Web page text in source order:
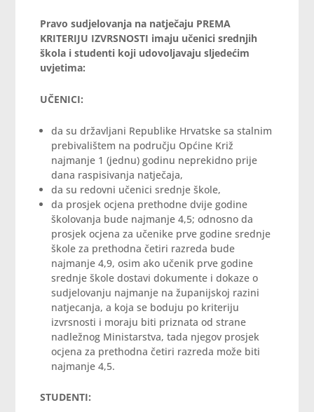
Pravo sudjelovanja na natječaju PREMA
KRITERIJU IZVRSNOSTI imaju učenici srednjih
škola i studenti koji udovoljavaju sljedećim
uvjetima:
UČENICI:
da su državljani Republike Hrvatske sa stalnim
prebivalištem na području Općine Križ
najmanje 1 (jednu) godinu neprekidno prije
dana raspisivanja natječaja,
da su redovni učenici srednje škole,
da prosjek ocjena prethodne dvije godine
školovanja bude najmanje 4,5; odnosno da
prosjek ocjena za učenike prve godine srednje
škole za prethodna četiri razreda bude
najmanje 4,9, osim ako učenik prve godine
srednje škole dostavi dokumente i dokaze o
sudjelovanju najmanje na županijskoj razini
natjecanja, a koja se boduju po kriteriju
izvrsnosti i moraju biti priznata od strane
nadležnog Ministarstva, tada njegov prosjek
ocjena za prethodna četiri razreda može biti
najmanje 4,5.
STUDENTI: